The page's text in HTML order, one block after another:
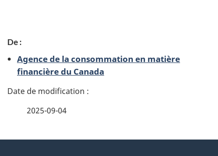
é
a
De :
Agence de la consommation en matière
financière du Canada
2025-09-04